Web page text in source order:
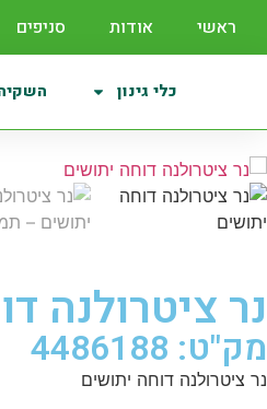
ראשי אודות סניפים
כלי גינון
נר ציטרולנה
מק"ט: 4486188
נר ציטרולנה דוחה יתושים